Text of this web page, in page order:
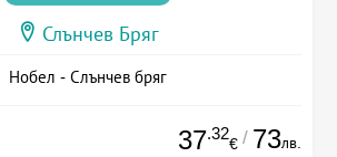
Слънчев Бряг
Нобел - Слънчев бряг
37.32
€ / 73лв.